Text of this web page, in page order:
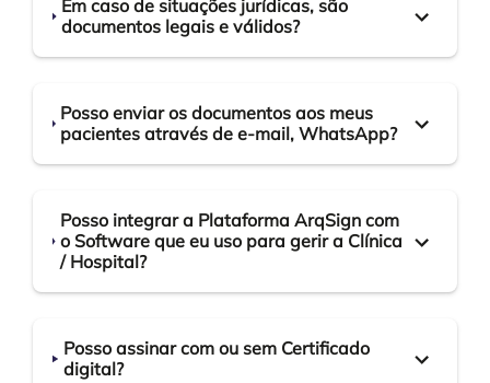
Em caso de situações jurídicas, são
documentos legais e válidos?
Posso enviar os documentos aos meus
pacientes através de e-mail, WhatsApp?
Posso integrar a Plataforma ArqSign com
o Software que eu uso para gerir a Clínica
/ Hospital?
Posso assinar com ou sem Certificado
digital?